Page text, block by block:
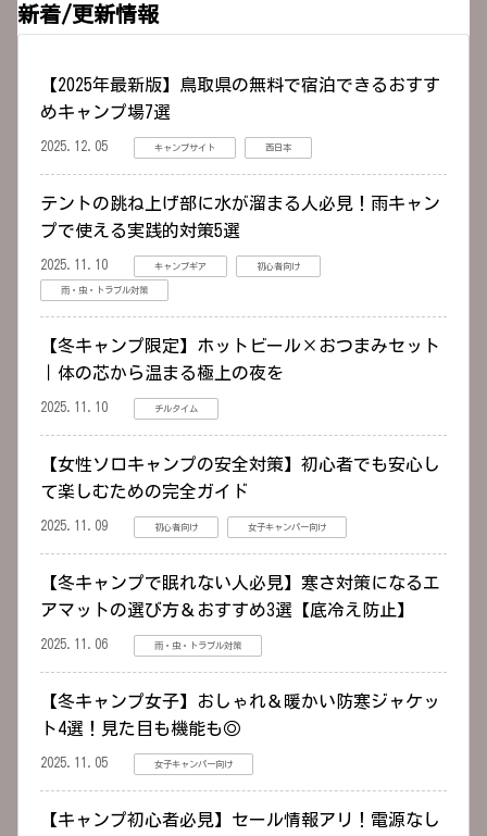
新着/更新情報
【2025年最新版】鳥取県の無料で宿泊できるおすす
めキャンプ場7選
2025.12.05 キャンプサイト 西日本
テントの跳ね上げ部に水が溜まる人必見！雨キャン
プで使える実践的対策5選
2025.11.10 キャンプギア 初心者向け
雨・虫・トラブル対策
【冬キャンプ限定】ホットビール×おつまみセット
｜体の芯から温まる極上の夜を
2025.11.10 チルタイム
【女性ソロキャンプの安全対策】初心者でも安心し
て楽しむための完全ガイド
2025.11.09 初心者向け 女子キャンパー向け
【冬キャンプで眠れない人必見】寒さ対策になるエ
アマットの選び方＆おすすめ3選【底冷え防止】
2025.11.06 雨・虫・トラブル対策
【冬キャンプ女子】おしゃれ＆暖かい防寒ジャケッ
ト4選！見た目も機能も◎
2025.11.05 女子キャンパー向け
【キャンプ初心者必見】セール情報アリ！電源なし